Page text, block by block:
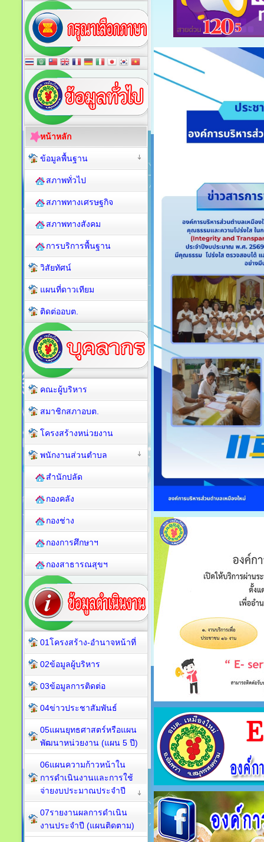
หน้าหลัก
ข้อมูลพื้นฐาน
สภาพทั่วไป
สภาพทางเศรษฐกิจ
สภาพทางสังคม
การบริการพื้นฐาน
วิสัยทัศน์
แผนที่ดาวเทียม
ติดต่ออบต.
คณะผู้บริหาร
สมาชิกสภาอบต.
โครงสร้างหน่วยงาน
พนักงานส่วนตำบล
สำนักปลัด
กองคลัง
กองช่าง
กองการศึกษาฯ
กองสาธารณสุขฯ
01โครงสร้าง-อำนาจหน้าที่
02ข้อมูลผู้บริหาร
03ข้อมูลการติดต่อ
04ข่าวประชาสัมพันธ์
05แผนยุทธศาสตร์หรือแผน
พัฒนาหน่วยงาน (แผน 5 ปี)
06แผนความก้าวหน้าใน
การดำเนินงานและการใช้
จ่ายงบประมาณประจำปี
07รายงานผลการดำเนิน
งานประจำปี (แผนติดตาม)